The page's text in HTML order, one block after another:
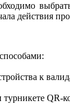
действия
к
QR-